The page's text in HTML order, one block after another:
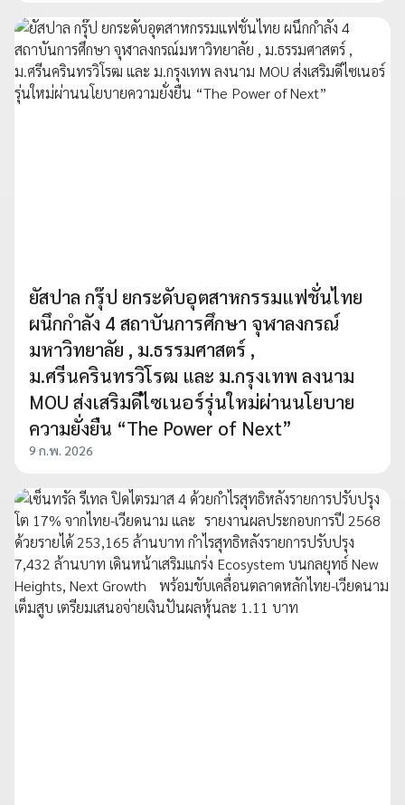
ยัสปาล กรุ๊ป ยกระดับอุตสาหกรรมแฟชั่นไทย
ผนึกกำลัง 4 สถาบันการศึกษา จุฬาลงกรณ์
มหาวิทยาลัย , ม.ธรรมศาสตร์ ,
ม.ศรีนครินทรวิโรฒ และ ม.กรุงเทพ ลงนาม
MOU ส่งเสริมดีไซเนอร์รุ่นใหม่ผ่านนโยบาย
ความยั่งยืน “The Power of Next”
9 ก.พ. 2026